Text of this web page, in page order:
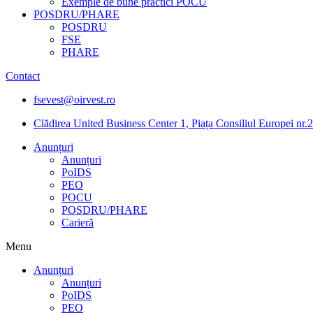
POSDRU/PHARE
POSDRU
FSE
PHARE
Contact
fsevest@oirvest.ro
Clădirea United Business Center 1, Piața Consiliul Europei
Anunțuri
Anunțuri
PoIDS
PEO
POCU
POSDRU/PHARE
Carieră
Menu
Anunțuri
Anunțuri
PoIDS
PEO